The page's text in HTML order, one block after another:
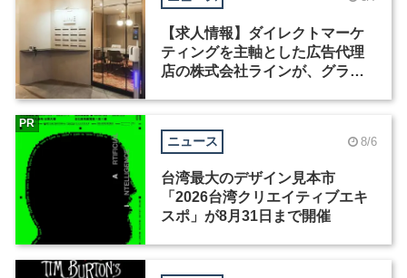
【求人情報】ダイレクトマーケ
ティングを主軸とした広告代理
店の株式会社ラインが、グラフ
ニュース 8/6
台湾最大のデザイン見本市
「2026台湾クリエイティブエキ
スポ」が8月31日まで開催
PR